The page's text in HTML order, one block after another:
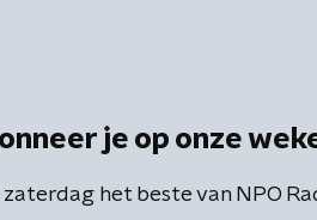
je op onze
zaterdag het beste van NPO